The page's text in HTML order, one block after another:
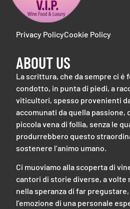
Privacy PolicyCookie Policy
ABOUT US
La scrittura, che da sempre ci é
condotto, in punta di piedi, a
viticultori, spesso provenienti
accomunati da quella passione,
piccola vena di follia, senza le
produrrebbero questo
sostenere l’animo umano.
Ci muoviamo alla scoperta di
cantori di storie diverse, a volte
nella speranza di far
l’emozione di una personale